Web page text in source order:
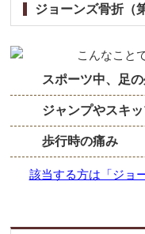
ジョーンズ骨折（
スポーツ中、足
ジャンプやスキ
歩行時の痛み
該当する方は「ジョ